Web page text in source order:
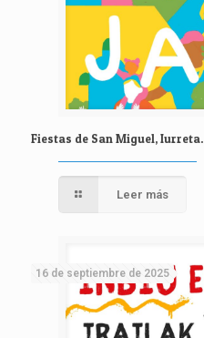
Fiestas de San Miguel, Iurreta.
Leer más
16 de septiembre de 2025